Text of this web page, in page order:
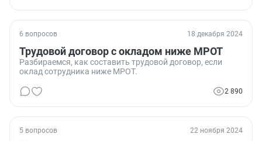
6 вопросов 18 декабря 2024
Трудовой договор с окладом ниже МРОТ
Разбираемся, как составить трудовой договор, если
оклад сотрудника ниже МРОТ.
2 890
5 вопросов 22 ноября 2024